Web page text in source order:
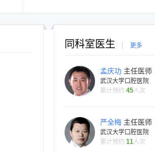
同科室医生 更多
孟庆功 主任医师
武汉大学口腔医院
累计预约 45人次
严全梅 主任医师
武汉大学口腔医院
累计预约 11人次